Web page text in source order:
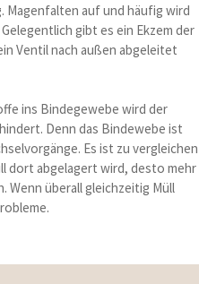
Magenfalten auf und häufig wird
gibt es ein Ekzem der
Ventil nach außen abgeleitet
ins Bindegewebe wird der
Denn das Bindewebe ist
Es ist zu vergleichen
dort abgelagert wird, desto mehr
Wenn überall gleichzeitig Müll